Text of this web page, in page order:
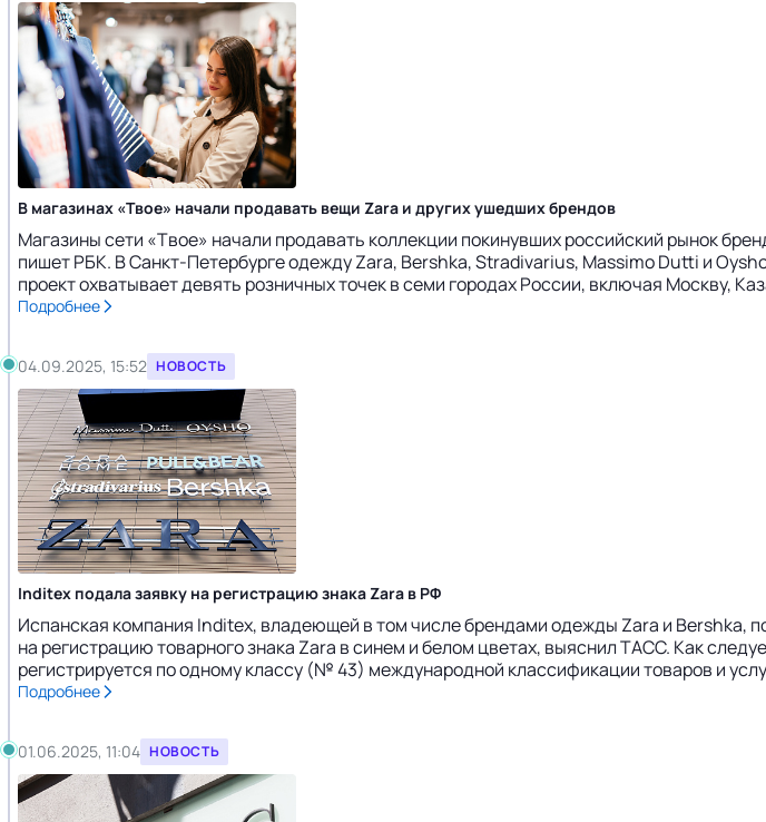
В магазинах «Твое» начали продавать вещи Zara и других ушедших брендов
Магазины сети «Твое» начали продавать коллекции покинувших российский рынок
пишет РБК. В Санкт-Петербурге одежду Zara, Bershka, Stradivarius, Massimo Dutti и
проект охватывает девять розничных точек в семи городах России, включая Москву,
Подробнее
04.09.2025, 15:52 НОВОСТЬ
Inditex подала заявку на регистрацию знака Zara в РФ
Испанская компания Inditex, владеющей в том числе брендами одежды Zara и Bershka,
на регистрацию товарного знака Zarа в синем и белом цветах, выяснил ТАСС. Как
регистрируется по одному классу (№ 43) международной классификации товаров и
Подробнее
01.06.2025, 11:04 НОВОСТЬ